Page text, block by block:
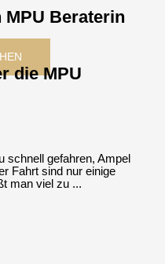
MPU Beraterin
die MPU
schnell gefahren, Ampel
Fahrt sind nur einige
man viel zu ...